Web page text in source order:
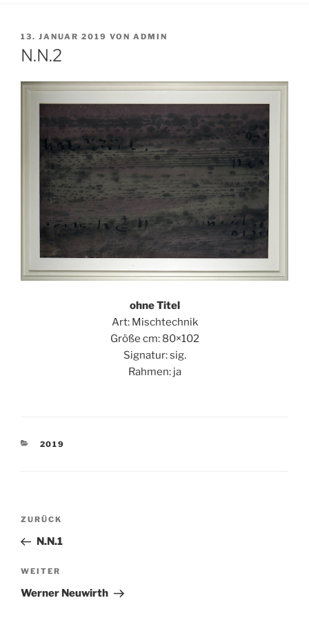
VERÖFFENTLICHT
AM
13. JANUAR 2019 VON ADMIN
N.N.2
ohne Titel
Art: Mischtechnik
Größe cm: 80×102
Signatur: sig.
Rahmen: ja
KATEGORIEN
2019
Beitragsnavigation
Vorheriger
Beitrag
ZURÜCK
N.N.1
Nächster
Beitrag
WEITER
Werner Neuwirth